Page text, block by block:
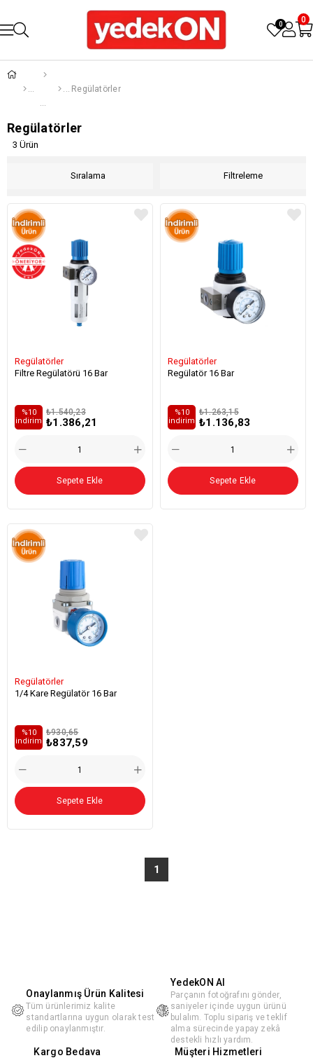
0 0
Regülatörler
Regülatörler
Filtreleme
Sıralama
3 Ürün
Regülatörler
Filtre Regülatörü 16 Bar
₺1.386,21
₺1.540,23
%10
i̇ndirim
Sepete Ekle
Regülatörler
Regülatör 16 Bar
₺1.136,83
₺1.263,15
%10
i̇ndirim
Sepete Ekle
Regülatörler
1/4 Kare Regülatör 16 Bar
₺837,59
₺930,65
%10
i̇ndirim
Sepete Ekle
1
Onaylanmış Ürün Kalitesi
Tüm ürünlerimiz kalite
standartlarına uygun olarak test
edilip onaylanmıştır.
YedekON AI
Parçanın fotoğrafını gönder,
saniyeler içinde uygun ürünü
bulalım. Toplu sipariş ve teklif
alma sürecinde yapay zekâ
destekli hızlı yardım.
Kargo Bedava Müşteri Hizmetleri